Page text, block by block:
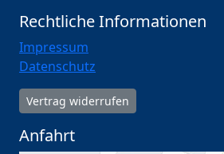
Rechtliche Informationen
Impressum
Datenschutz
Vertrag widerrufen
Anfahrt